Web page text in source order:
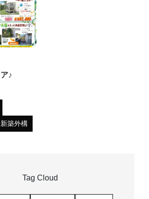
♪
新築外構
Tag Cloud